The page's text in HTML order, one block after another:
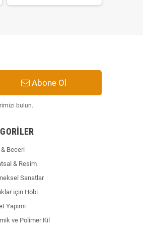
Abone Ol
bulun.
Beceri
& Resim
Sanatlar
için Hobi
Yapımı
ve Polimer Kil